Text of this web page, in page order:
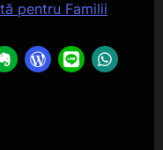
pentru Familii